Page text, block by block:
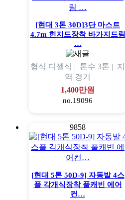
[현대 3톤 30D]3단 마스트
4.7m 힌지드장착 바가지드림
…
형식 디젤식 | 톤수 3톤 | 지
역 경기
1,400만원
no.19096
9858
[현대 5톤 50D-9] 자동발 4스
플 각개식장착 풀캐빈 에어
컨…